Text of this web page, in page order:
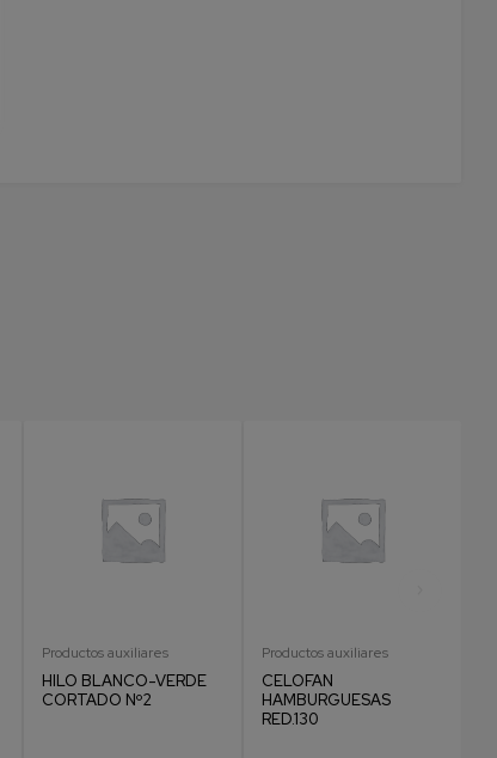
Productos auxiliares
HILO BLANCO-VERDE
CORTADO Nº2
Productos auxiliares
CELOFAN
HAMBURGUESAS
RED.130